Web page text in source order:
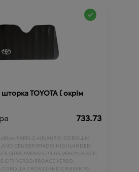
TOYOTA ( окрім
733.73
:YARIS;C-HR;AURIS ;COROLLA;
LAND CRUISER PRADO;HIGHLANDER;
GT86;AVENSIS;PRIUS;VENZA;HIACE;
CITY VERSO;PROACE VERSO;
COROLLA CROSS;LAND CRUISER 70;